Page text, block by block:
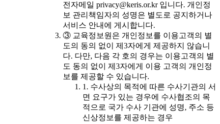
전자메일 privacy@keris.or.kr 입니다. 개인정
보 관리책임자의 성명은 별도로 공지하거나
서비스 안내에 게시합니다.
③ 교육정보원은 개인정보를 이용고객의 별
도의 동의 없이 제3자에게 제공하지 않습니
다. 다만, 다음 각 호의 경우는 이용고객의 별
도 동의 없이 제3자에게 이용 고객의 개인정
보를 제공할 수 있습니다.
1. 수사상의 목적에 따른 수사기관의 서
면 요구가 있는 경우에 수사협조의 목
적으로 국가 수사 기관에 성명, 주소 등
신상정보를 제공하는 경우